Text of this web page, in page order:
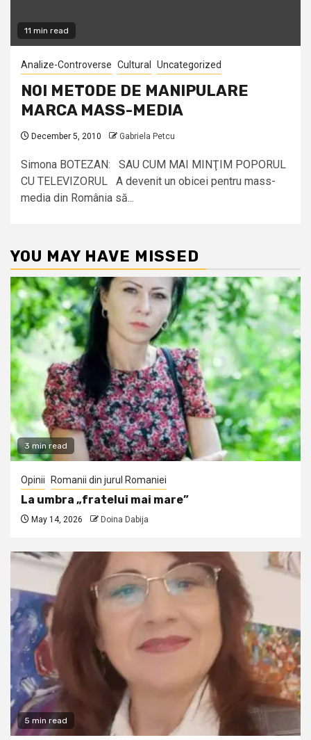
11 min read
Analize-Controverse Cultural Uncategorized
NOI METODE DE MANIPULARE
MARCA MASS-MEDIA
December 5, 2010 Gabriela Petcu
Simona BOTEZAN: SAU CUM MAI MINŢIM POPORUL
CU TELEVIZORUL A devenit un obicei pentru mass-
media din România să...
YOU MAY HAVE MISSED
3 min read
Opinii Romanii din jurul Romaniei
La umbra „fratelui mai mare”
May 14, 2026 Doina Dabija
5 min read